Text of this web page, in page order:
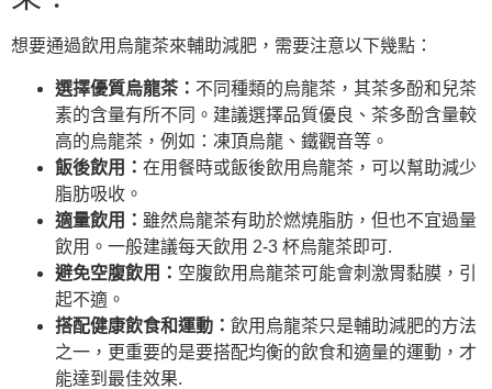
想要通過飲用烏龍茶來輔助減肥，需要注意以下幾點：
選擇優質烏龍茶： 不同種類的烏龍茶，其茶多酚和兒茶
素的含量有所不同。建議選擇品質優良、茶多酚含量較
高的烏龍茶，例如：凍頂烏龍、鐵觀音等。
飯後飲用： 在用餐時或飯後飲用烏龍茶，可以幫助減少
脂肪吸收。
適量飲用： 雖然烏龍茶有助於燃燒脂肪，但也不宜過量
飲用。一般建議每天飲用 2-3 杯烏龍茶即可.
避免空腹飲用： 空腹飲用烏龍茶可能會刺激胃黏膜，引
起不適。
搭配健康飲食和運動： 飲用烏龍茶只是輔助減肥的方法
之一，更重要的是要搭配均衡的飲食和適量的運動，才
能達到最佳效果.